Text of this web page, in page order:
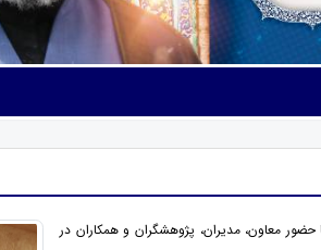
معاون، مدیران، پژوهشگران و همکاران در